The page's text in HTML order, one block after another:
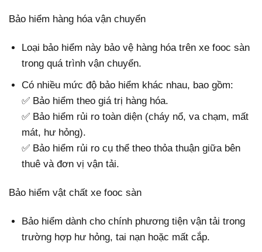
Bảo hiểm hàng hóa vận chuyển
Loại bảo hiểm này bảo vệ hàng hóa trên xe fooc sàn
trong quá trình vận chuyển.
Có nhiều mức độ bảo hiểm khác nhau, bao gồm:
✅ Bảo hiểm theo giá trị hàng hóa.
✅ Bảo hiểm rủi ro toàn diện (cháy nổ, va chạm, mất
mát, hư hỏng).
✅ Bảo hiểm rủi ro cụ thể theo thỏa thuận giữa bên
thuê và đơn vị vận tải.
Bảo hiểm vật chất xe fooc sàn
Bảo hiểm dành cho chính phương tiện vận tải trong
trường hợp hư hỏng, tai nạn hoặc mất cắp.